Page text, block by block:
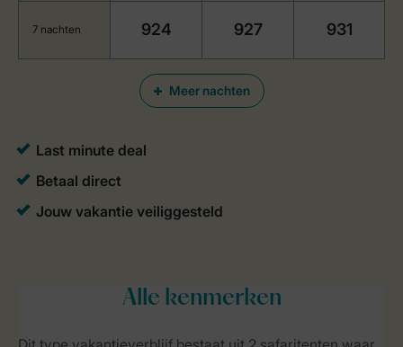
Meer nachten
7 nachten 924 927 931
Alle kenmerken